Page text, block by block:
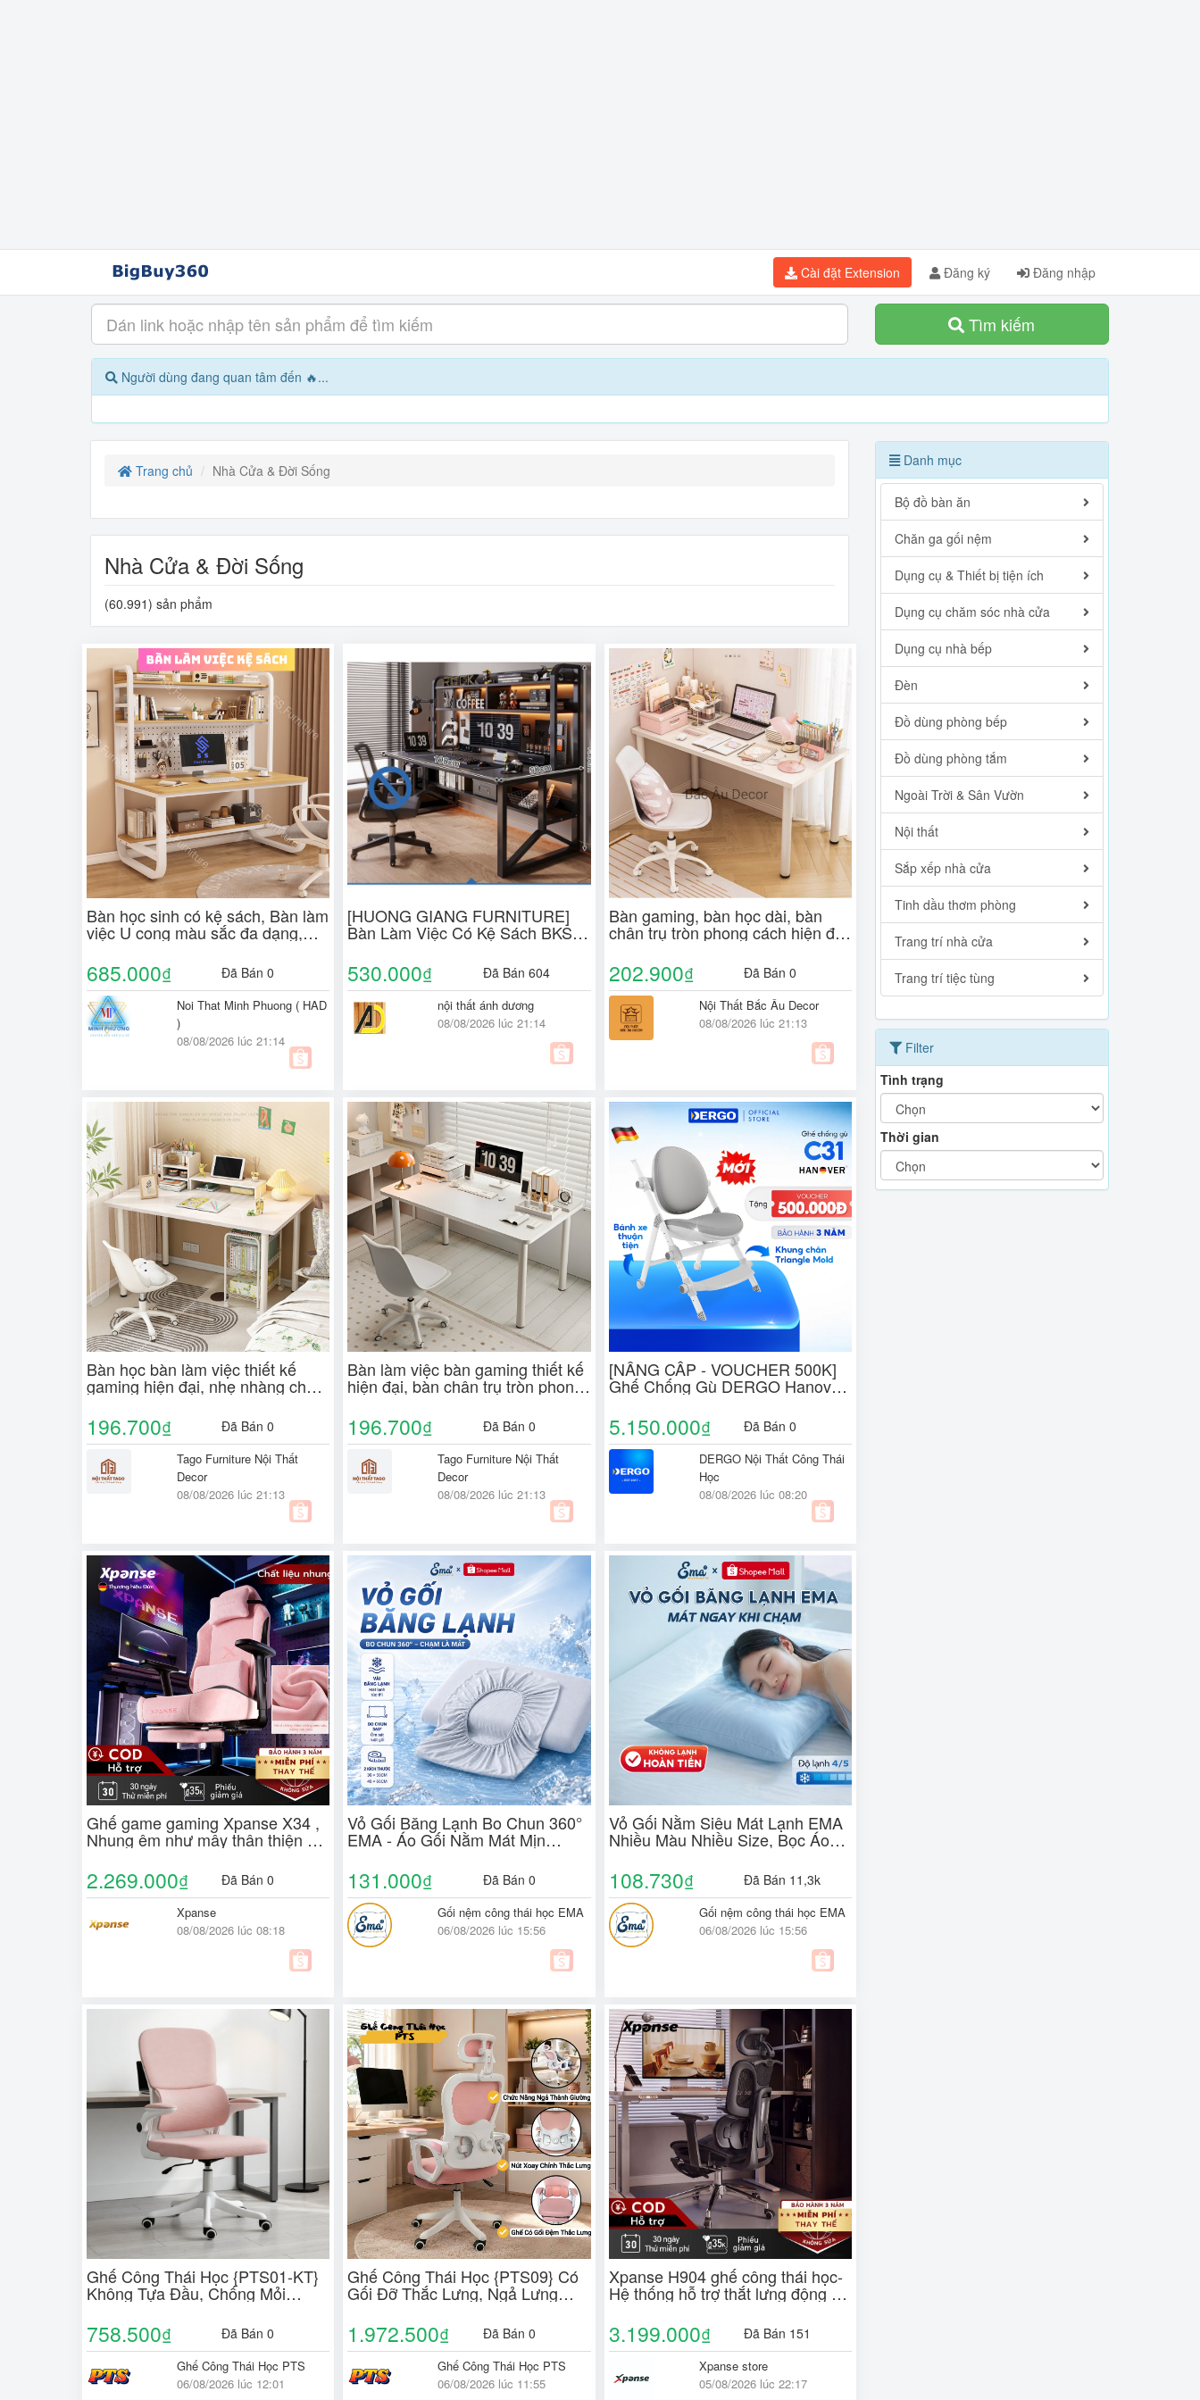
Cài đặt Extension Đăng ký Đăng nhập
Tìm kiếm
Người dùng đang quan tâm đến 🔥...
Trang chủ Nhà Cửa & Đời Sống
Nhà Cửa & Đời Sống
(60.991) sản phẩm
Bàn học sinh có kệ sách, Bàn làm
việc U cong màu sắc đa dạng,
Mặt MDF dày 15mm, chân thép
sơn tĩnh điện
685.000₫ Đã Bán 0
Noi That Minh Phuong ( HAD
)
08/08/2026 lúc 21:14
[HUONG GIANG FURNITURE]
Bàn Làm Việc Có Kệ Sách BKS
Chân Sắt Mặt Gỗ MDF – Hiện
Đại, Đa Năng, Tiện Lợi
530.000₫ Đã Bán 604
nội thất ánh dương
08/08/2026 lúc 21:14
Bàn gaming, bàn học dài, bàn
chân trụ tròn phong cách hiện đại
nội thất TAGO chính hãng
202.900₫ Đã Bán 0
Nội Thất Bắc Âu Decor
08/08/2026 lúc 21:13
Bàn học bàn làm việc thiết kế
gaming hiện đại, nhẹ nhàng cho
các bạn nữ chân trụ tròn hiện đại
ND77
196.700₫ Đã Bán 0
Tago Furniture Nội Thất
Decor
08/08/2026 lúc 21:13
Bàn làm việc bàn gaming thiết kế
hiện đại, bàn chân trụ tròn phong
cách hiện đại ND77
196.700₫ Đã Bán 0
Tago Furniture Nội Thất
Decor
08/08/2026 lúc 21:13
[NÂNG CẤP - VOUCHER 500K]
Ghế Chống Gù DERGO Hanover
C31 Cao Cấp Điều Chỉnh Độ Cao
Ngồi Học Đúng Tư Thế
5.150.000₫ Đã Bán 0
DERGO Nội Thất Công Thái
Học
08/08/2026 lúc 08:20
Ghế game gaming Xpanse X34 ,
Nhung êm như mây thân thiện da,
Chống nước chống bẩn,ghế công
thái học | ghế văn phòng
2.269.000₫ Đã Bán 0
Xpanse
08/08/2026 lúc 08:18
Vỏ Gối Băng Lạnh Bo Chun 360°
EMA - Áo Gối Nằm Mát Mịn
Thoáng Khí Co Giãn Lồng Nhanh
Không Khóa Kéo
131.000₫ Đã Bán 0
Gối nệm công thái học EMA
06/08/2026 lúc 15:56
Vỏ Gối Nằm Siêu Mát Lạnh EMA
Nhiều Màu Nhiều Size, Bọc Áo
Gối Mùa Hè Ngủ Mát Cả Đêm
Không Bí Nóng
108.730₫ Đã Bán 11,3k
Gối nệm công thái học EMA
06/08/2026 lúc 15:56
Ghế Công Thái Học {PTS01-KT}
Không Tựa Đầu, Chống Mỏi
Lưng, Kiểu Dáng Hiện Đại, Khung
Nhựa PP Cao Cấp
758.500₫ Đã Bán 0
Ghế Công Thái Học PTS
06/08/2026 lúc 12:01
Ghế Công Thái Học {PTS09} Có
Gối Đỡ Thắc Lưng, Ngả Lưng
135°, Tay Ghế Chỉnh Đa Chiều,
Gác Chân Tiện Lơi, Đệm Vải Cao
Cấp
1.972.500₫ Đã Bán 0
Ghế Công Thái Học PTS
06/08/2026 lúc 11:55
Xpanse H904 ghế công thái học-
Hệ thống hỗ trợ thắt lưng động ba
vùng, tay vịn 6D sinh học | ghế
văn phòng | ghế làm việc
3.199.000₫ Đã Bán 151
Xpanse store
05/08/2026 lúc 22:17
Danh mục
Bộ đồ bàn ăn
Chăn ga gối nệm
Dụng cụ & Thiết bị tiện ích
Dụng cụ chăm sóc nhà cửa
Dụng cụ nhà bếp
Đèn
Đồ dùng phòng bếp
Đồ dùng phòng tắm
Ngoài Trời & Sân Vườn
Nội thất
Sắp xếp nhà cửa
Tinh dầu thơm phòng
Trang trí nhà cửa
Trang trí tiệc tùng
Filter
Tình trạng
Thời gian